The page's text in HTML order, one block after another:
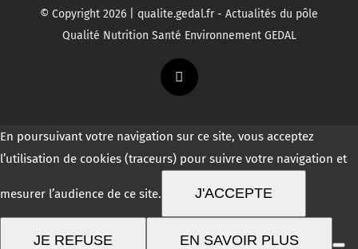
© Copyright 2026 | qualite.gedal.fr - Actualités du pôle
Qualité Nutrition Santé Environnement GEDAL
Twitter
En poursuivant votre navigation sur ce site, vous acceptez
l’utilisation de cookies (traceurs) pour suivre votre navigation et
mesurer l’audience de ce site. J'ACCEPTE
JE REFUSE EN SAVOIR PLUS